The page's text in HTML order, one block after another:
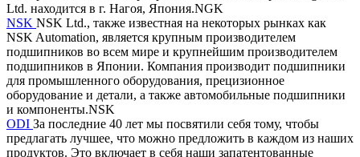
Ltd. находится в г. Нагоя, Япония.NGK
NSK NSK Ltd., также известная на некоторых рынках как
NSK Automation, является крупным производителем
подшипников во всем мире и крупнейшим производителем
подшипников в Японии. Компания производит подшипники
для промышленного оборудования, прецизионное
оборудование и детали, а также автомобильные подшипники
и компоненты.NSK
ODI За последние 40 лет мы посвятили себя тому, чтобы
предлагать лучшее, что можно предложить в каждом из наших
продуктов. Это включает в себя наши запатентованные